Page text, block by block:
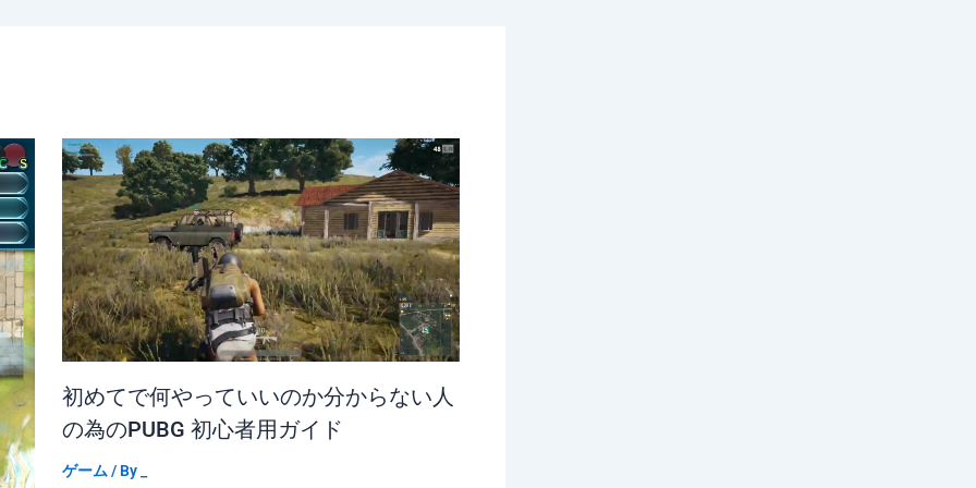
初めてで何やっていいのか分からない人
の為のPUBG 初心者用ガイド
ゲーム/ By